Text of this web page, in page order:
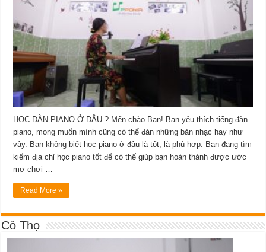
HỌC ĐÀN PIANO Ở ĐÂU ? Mến chào Bạn! Bạn yêu thích tiếng đàn
piano, mong muốn mình cũng có thể đàn những bản nhạc hay như
vậy. Bạn không biết học piano ở đâu là tốt, là phù hợp. Bạn đang tìm
kiếm địa chỉ học piano tốt để có thế giúp bạn hoàn thành được ước
mơ chơi …
Read More »
Cô Thọ